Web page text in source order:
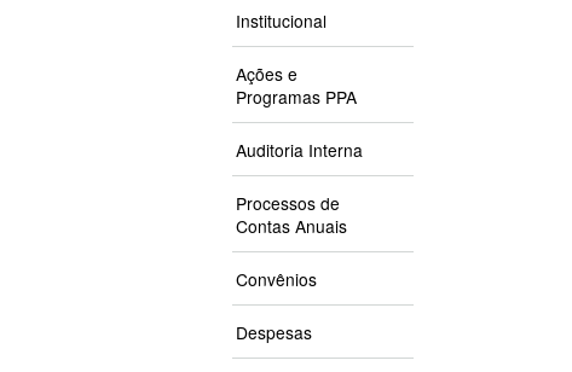
Institucional
Ações e
Programas PPA
Auditoria Interna
Processos de
Contas Anuais
Convênios
Despesas